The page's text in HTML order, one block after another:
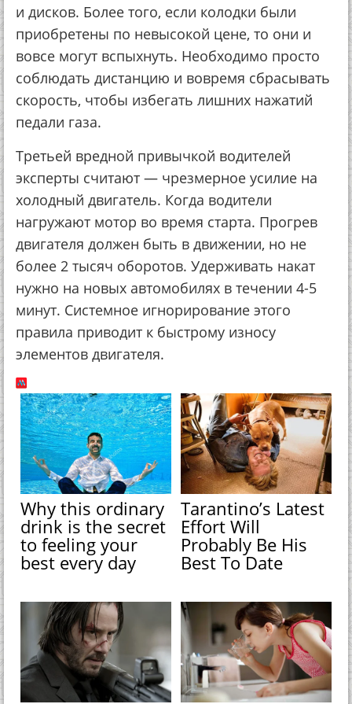
и дисков. Более того, если колодки были
приобретены по невысокой цене, то они и
вовсе могут вспыхнуть. Необходимо просто
соблюдать дистанцию и вовремя сбрасывать
скорость, чтобы избегать лишних нажатий
педали газа.
Третьей вредной привычкой водителей
эксперты считают — чрезмерное усилие на
холодный двигатель. Когда водители
нагружают мотор во время старта. Прогрев
двигателя должен быть в движении, но не
более 2 тысяч оборотов. Удерживать накат
нужно на новых автомобилях в течении 4-5
минут. Системное игнорирование этого
правила приводит к быстрому износу
элементов двигателя.
Why this ordinary
drink is the secret
to feeling your
best every day
Tarantino’s Latest
Effort Will
Probably Be His
Best To Date